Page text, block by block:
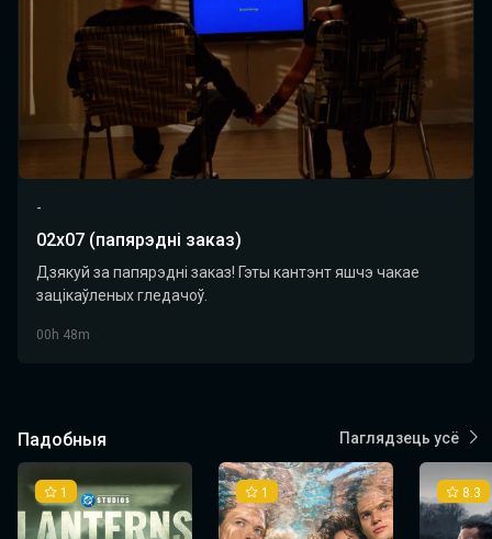
-
02х07 (папярэдні заказ)
Дзякуй за папярэдні заказ! Гэты кантэнт яшчэ чакае
зацікаўленых гледачоў.
00h 48m
Падобныя Паглядзець усё
1 1 8.3